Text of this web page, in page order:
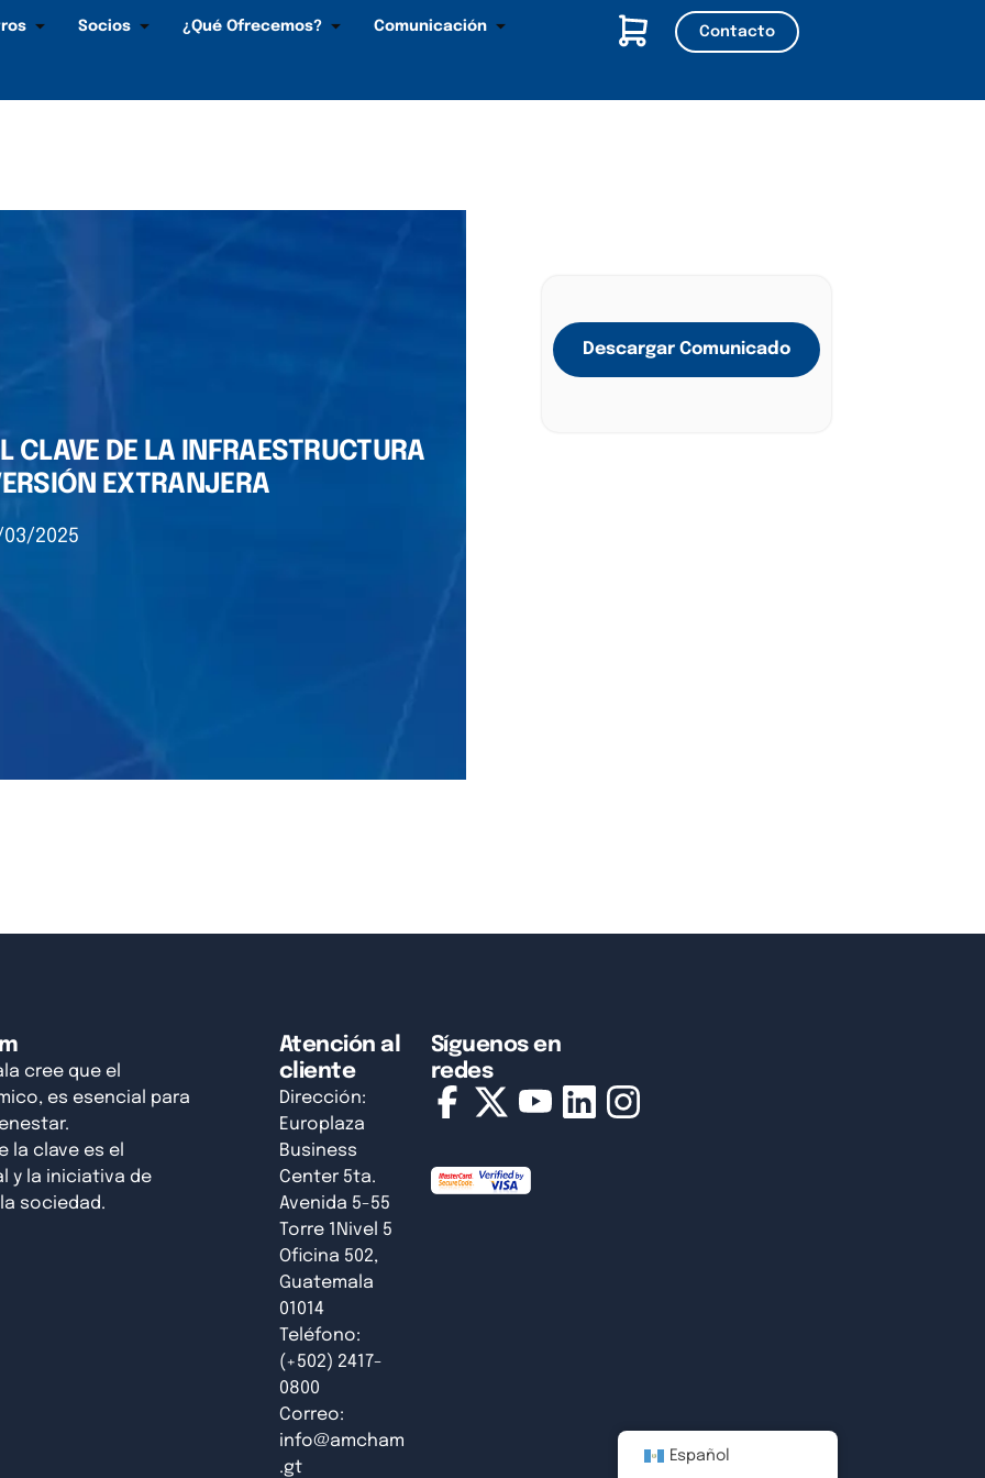
Socios ¿Qué Ofrecemos? Comunicación Contacto
CLAVE DE LA INFRAESTRUCTURA
EXTRANJERA
2025
Descargar Comunicado
cree que el
es esencial para
la clave es el
y la iniciativa de
sociedad.
Atención al
cliente
Dirección:
Europlaza
Business
Center 5ta.
Avenida 5-55
Torre 1Nivel 5
Oficina 502,
Guatemala
01014
Teléfono:
(+502) 2417-
0800
Correo:
info@amcham
.gt
Síguenos en
redes
Español